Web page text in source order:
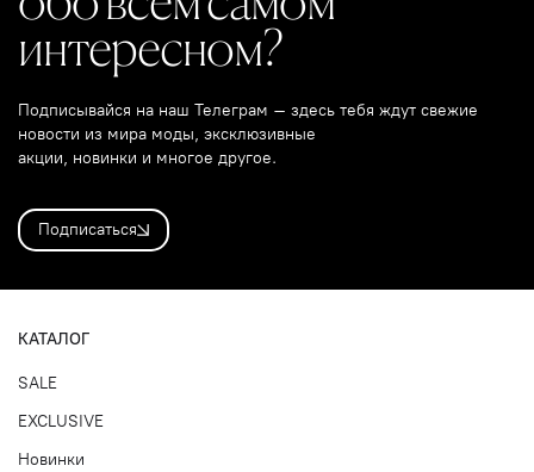
интересном?
Подписывайся на наш Телеграм – здесь тебя ждут свежие
новости из мира моды, эксклюзивные
акции, новинки и многое другое.
Подписаться
КАТАЛОГ
SALE
EXCLUSIVE
Новинки